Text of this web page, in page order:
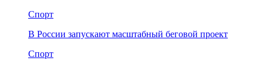
Спорт
В России запускают масштабный беговой проект
Спорт